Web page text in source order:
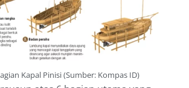
Kapal Pinisi (Sumber: Kompas ID)